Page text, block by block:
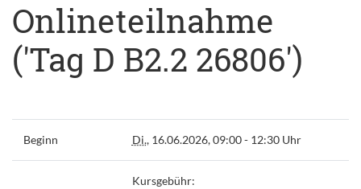
Onlineteilnahme
('Tag D B2.2 26806')
Beginn Di., 16.06.2026, 09:00 - 12:30 Uhr
Kursgebühr: